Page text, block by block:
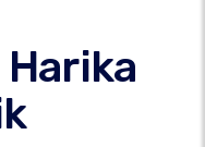
Harika